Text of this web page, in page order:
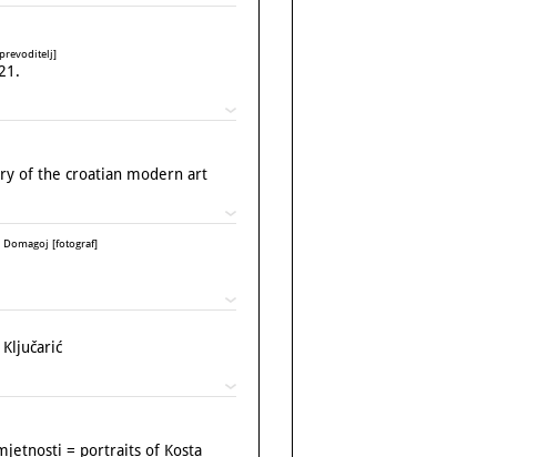
of the croatian modern art
Domagoj [fotograf]
Ključarić
= portraits of Kosta